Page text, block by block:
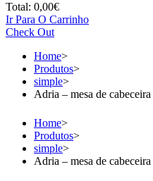
Total: 0,00€
Ir Para O Carrinho
Check Out
Home>
Produtos>
simple>
Adria – mesa de cabeceira
Home>
Produtos>
simple>
Adria – mesa de cabeceira